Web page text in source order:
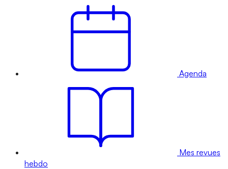
Agenda
Mes revues
hebdo